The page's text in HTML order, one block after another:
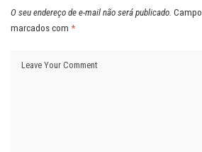
O seu endereço de e-mail não será publicado.
marcados com *